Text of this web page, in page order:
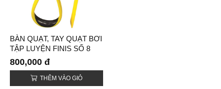
BÀN QUẠT, TAY QUẠT BƠI
TẬP LUYỆN FINIS SỐ 8
(FOREARM FULCRUMS
PADDLES)
800,000 đ
THÊM VÀO GIỎ